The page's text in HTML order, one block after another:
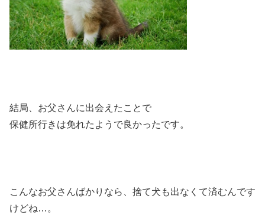
結局、お父さんに出会えたことで
保健所行きは免れたようで良かったです。
こんなお父さんばかりなら、捨て犬も出なくて済むんです
けどね…。